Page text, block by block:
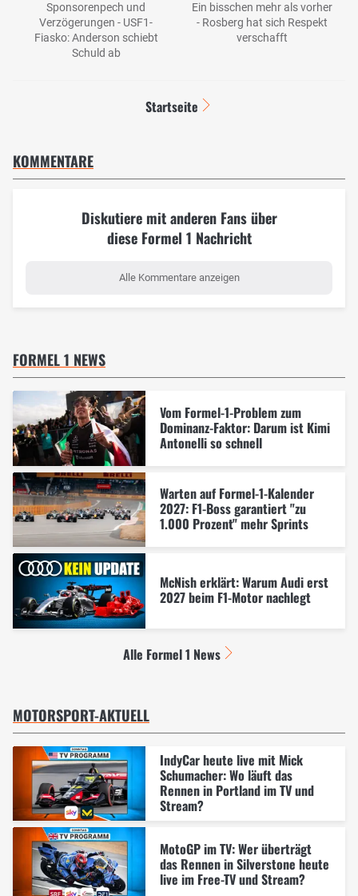
Sponsorenpech und
Verzögerungen - USF1-
Fiasko: Anderson schiebt
Schuld ab
Ein bisschen mehr als vorher
- Rosberg hat sich Respekt
verschafft
Startseite
KOMMENTARE
Diskutiere mit anderen Fans über
diese Formel 1 Nachricht
Alle Kommentare anzeigen
FORMEL 1 NEWS
Vom Formel-1-Problem zum
Dominanz-Faktor: Darum ist Kimi
Antonelli so schnell
Warten auf Formel-1-Kalender
2027: F1-Boss garantiert "zu
1.000 Prozent" mehr Sprints
McNish erklärt: Warum Audi erst
2027 beim F1-Motor nachlegt
Alle Formel 1 News
MOTORSPORT-AKTUELL
IndyCar heute live mit Mick
Schumacher: Wo läuft das
Rennen in Portland im TV und
Stream?
MotoGP im TV: Wer überträgt
das Rennen in Silverstone heute
live im Free-TV und Stream?